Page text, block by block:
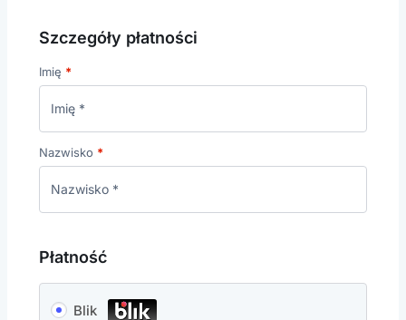
Szczegóły płatności
Imię *
Nazwisko *
Płatność
Blik